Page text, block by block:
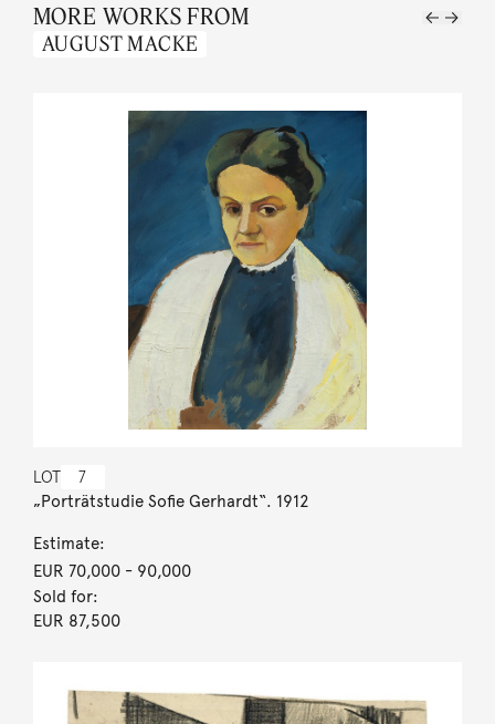
MORE WORKS FROM
AUGUST MACKE
LOT 7
„Porträtstudie Sofie Gerhardt“. 1912
Estimate:
EUR 70,000- 90,000
Sold for:
EUR 87,500